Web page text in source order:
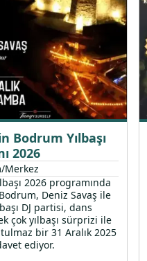
Bodrum Yılbaşı
2026
Merkez
2026 programında
Deniz Savaş ile
DJ partisi, dans
çok yılbaşı sürprizi ile
bir 31 Aralık 2025
ediyor.